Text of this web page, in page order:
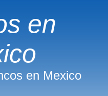
en
en Mexico